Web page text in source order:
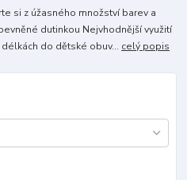
si z úžasného množství barev a
dutinkou Nejvhodnější využití
do dětské obuv... celý popis